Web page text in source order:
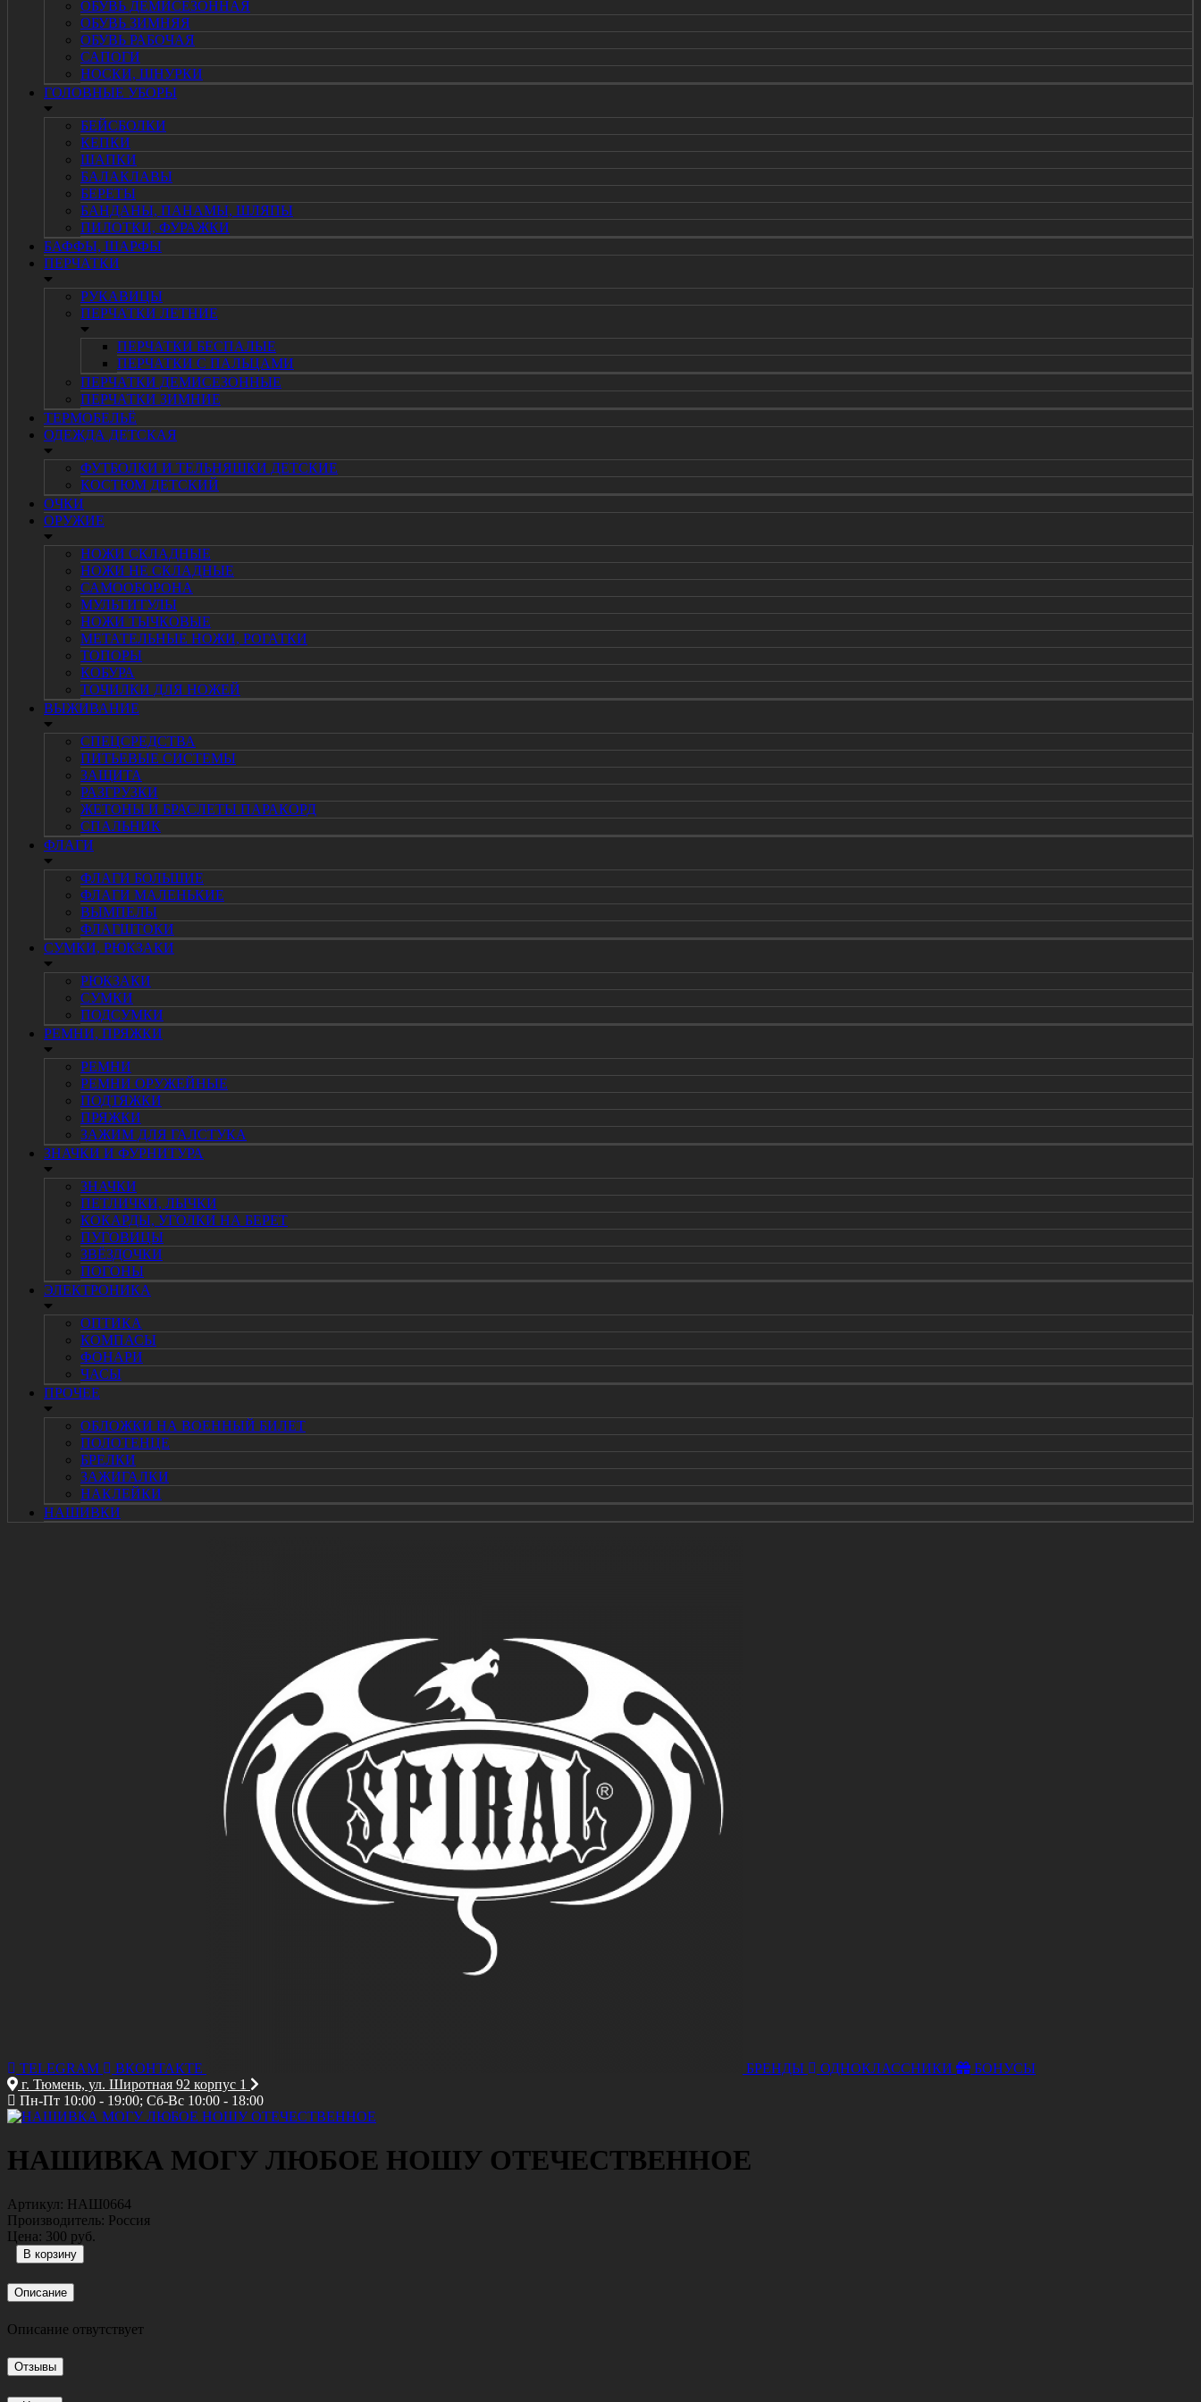
ОБУВЬ ДЕМИСЕЗОННАЯ
ОБУВЬ ЗИМНЯЯ
ОБУВЬ РАБОЧАЯ
САПОГИ
НОСКИ, ШНУРКИ
ГОЛОВНЫЕ УБОРЫ
БЕЙСБОЛКИ
КЕПКИ
ШАПКИ
БАЛАКЛАВЫ
БЕРЕТЫ
БАНДАНЫ, ПАНАМЫ, ШЛЯПЫ
ПИЛОТКИ, ФУРАЖКИ
БАФФЫ, ШАРФЫ
ПЕРЧАТКИ
РУКАВИЦЫ
ПЕРЧАТКИ ЛЕТНИЕ
ПЕРЧАТКИ БЕСПАЛЫЕ
ПЕРЧАТКИ С ПАЛЬЦАМИ
ПЕРЧАТКИ ДЕМИСЕЗОННЫЕ
ПЕРЧАТКИ ЗИМНИЕ
ТЕРМОБЕЛЬЁ
ОДЕЖДА ДЕТСКАЯ
ФУТБОЛКИ И ТЕЛЬНЯШКИ ДЕТСКИЕ
КОСТЮМ ДЕТСКИЙ
ОЧКИ
ОРУЖИЕ
НОЖИ СКЛАДНЫЕ
НОЖИ НЕ СКЛАДНЫЕ
САМООБОРОНА
МУЛЬТИТУЛЫ
НОЖИ ТЫЧКОВЫЕ
МЕТАТЕЛЬНЫЕ НОЖИ, РОГАТКИ
ТОПОРЫ
КОБУРА
ТОЧИЛКИ ДЛЯ НОЖЕЙ
ВЫЖИВАНИЕ
СПЕЦСРЕДСТВА
ПИТЬЕВЫЕ СИСТЕМЫ
ЗАЩИТА
РАЗГРУЗКИ
ЖЕТОНЫ И БРАСЛЕТЫ ПАРАКОРД
СПАЛЬНИК
ФЛАГИ
ФЛАГИ БОЛЬШИЕ
ФЛАГИ МАЛЕНЬКИЕ
ВЫМПЕЛЫ
ФЛАГШТОКИ
СУМКИ, РЮКЗАКИ
РЮКЗАКИ
СУМКИ
ПОДСУМКИ
РЕМНИ, ПРЯЖКИ
РЕМНИ
РЕМНИ ОРУЖЕЙНЫЕ
ПОДТЯЖКИ
ПРЯЖКИ
ЗАЖИМ ДЛЯ ГАЛСТУКА
ЗНАЧКИ И ФУРНИТУРА
ЗНАЧКИ
ПЕТЛИЧКИ, ЛЫЧКИ
КОКАРДЫ, УГОЛКИ НА БЕРЕТ
ПУГОВИЦЫ
ЗВЁЗДОЧКИ
ПОГОНЫ
ЭЛЕКТРОНИКА
ОПТИКА
КОМПАСЫ
ФОНАРИ
ЧАСЫ
ПРОЧЕЕ
ОБЛОЖКИ НА ВОЕННЫЙ БИЛЕТ
ПОЛОТЕНЦЕ
БРЕЛКИ
ЗАЖИГАЛКИ
НАКЛЕЙКИ
НАШИВКИ
TELEGRAM ВКОНТАКТЕ БРЕНДЫ ОДНОКЛАССНИКИ
БОНУСЫ
г. Тюмень, ул. Широтная 92 корпус 1
Пн-Пт 10:00 - 19:00; Сб-Вс 10:00 - 18:00
НАШИВКА МОГУ ЛЮБОЕ НОШУ ОТЕЧЕСТВЕННОЕ
Артикул: НАШ0664
Производитель: Россия
Цена: 300 руб.
Описание
Описание отвутствует
Отзывы